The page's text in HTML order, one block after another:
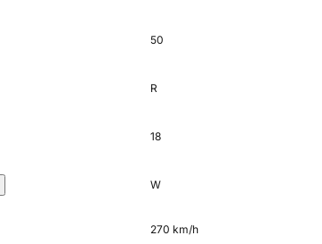
50
R
18
W
270 km/h